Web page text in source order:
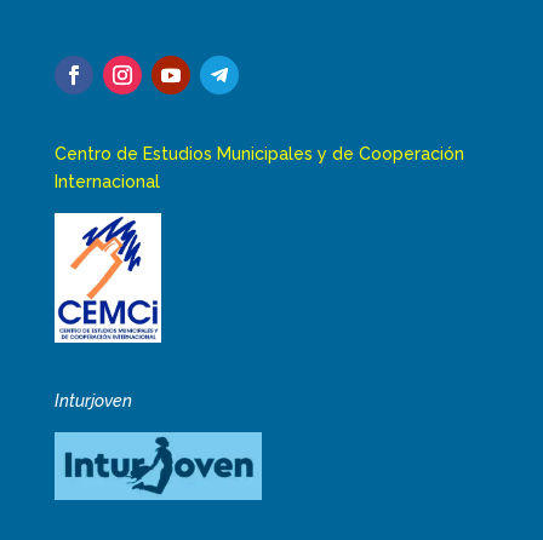
Centro de Estudios Municipales y de Cooperación
Internacional
Inturjoven